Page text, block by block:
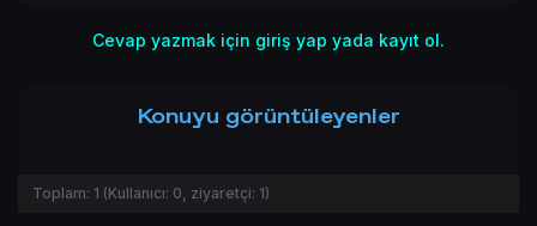
İNDİR : [*** Gizli metin: alıntı yapılamaz. ***
Cevap yazmak için giriş yap yada kayıt ol.
Konuyu görüntüleyenler
Toplam: 1 (Kullanıcı: 0, ziyaretçi: 1)